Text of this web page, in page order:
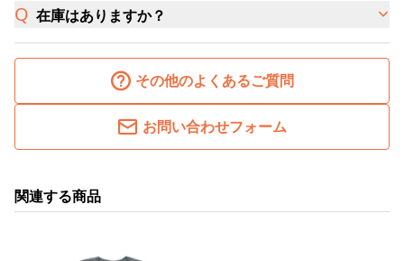
在庫はありますか？
その他のよくあるご質問
お問い合わせフォーム
関連する商品